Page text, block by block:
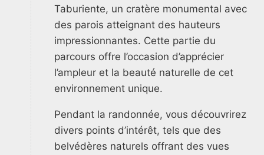
Taburiente, un cratère monumental avec
des parois atteignant des hauteurs
impressionnantes. Cette partie du
parcours offre l’occasion d’apprécier
l’ampleur et la beauté naturelle de cet
environnement unique.
Pendant la randonnée, vous découvrirez
divers points d’intérêt, tels que des
belvédères naturels offrant des vues